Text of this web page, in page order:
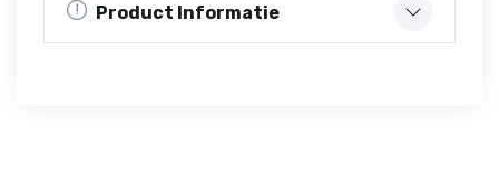
Product Informatie